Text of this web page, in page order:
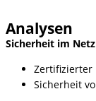
Analysen
Sicherheit im Netz
Zertifizierter
Sicherheit